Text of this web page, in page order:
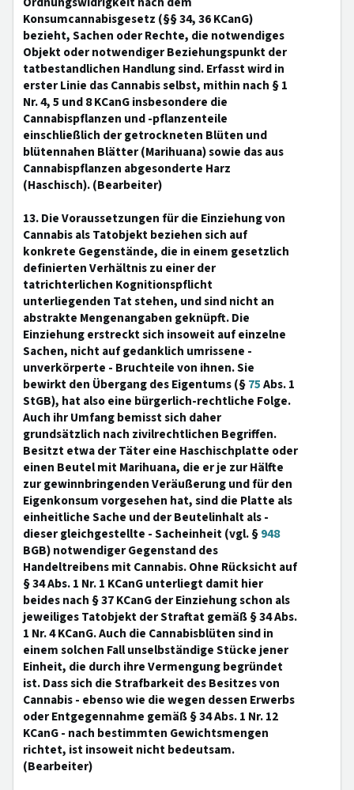
Konsumcannabisgesetz (§§ 34, 36 KCanG)
bezieht, Sachen oder Rechte, die notwendiges
Objekt oder notwendiger Beziehungspunkt der
tatbestandlichen Handlung sind. Erfasst wird in
erster Linie das Cannabis selbst, mithin nach § 1
Nr. 4, 5 und 8 KCanG insbesondere die
Cannabispflanzen und -pflanzenteile
einschließlich der getrockneten Blüten und
blütennahen Blätter (Marihuana) sowie das aus
Cannabispflanzen abgesonderte Harz
(Haschisch). (Bearbeiter)
13. Die Voraussetzungen für die Einziehung von
Cannabis als Tatobjekt beziehen sich auf
konkrete Gegenstände, die in einem gesetzlich
definierten Verhältnis zu einer der
tatrichterlichen Kognitionspflicht
unterliegenden Tat stehen, und sind nicht an
abstrakte Mengenangaben geknüpft. Die
Einziehung erstreckt sich insoweit auf einzelne
Sachen, nicht auf gedanklich umrissene -
unverkörperte - Bruchteile von ihnen. Sie
bewirkt den Übergang des Eigentums (§75Abs. 1
StGB), hat also eine bürgerlich-rechtliche Folge.
Auch ihr Umfang bemisst sich daher
grundsätzlich nach zivilrechtlichen Begriffen.
Besitzt etwa der Täter eine Haschischplatte oder
einen Beutel mit Marihuana, die er je zur Hälfte
zur gewinnbringenden Veräußerung und für den
Eigenkonsum vorgesehen hat, sind die Platte als
einheitliche Sache und der Beutelinhalt als -
dieser gleichgestellte - Sacheinheit (vgl. §948
BGB) notwendiger Gegenstand des
Handeltreibens mit Cannabis. Ohne Rücksicht auf
§ 34 Abs. 1 Nr. 1 KCanG unterliegt damit hier
beides nach § 37 KCanG der Einziehung schon als
jeweiliges Tatobjekt der Straftat gemäß § 34 Abs.
1 Nr. 4 KCanG. Auch die Cannabisblüten sind in
einem solchen Fall unselbständige Stücke jener
Einheit, die durch ihre Vermengung begründet
ist. Dass sich die Strafbarkeit des Besitzes von
Cannabis - ebenso wie die wegen dessen Erwerbs
oder Entgegennahme gemäß § 34 Abs. 1 Nr. 12
KCanG - nach bestimmten Gewichtsmengen
richtet, ist insoweit nicht bedeutsam.
(Bearbeiter)